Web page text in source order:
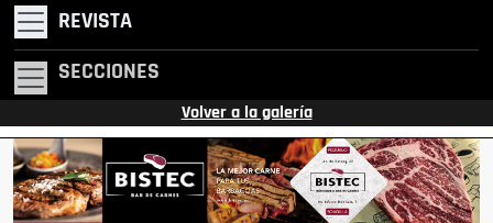
REVISTA
SECCIONES
Volver a la galería